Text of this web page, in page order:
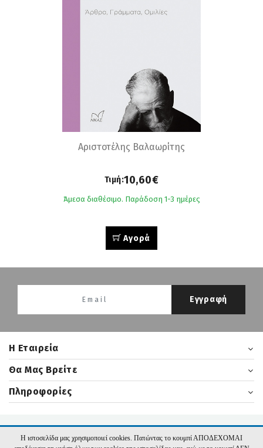
Αριστοτέλης Βαλαωρίτης
Τιμή:10,60€
Άμεσα διαθέσιμο. Παράδοση 1-3 ημέρες
Αγορά
H Εταιρεία
Εγγραφή
Θα Μας Βρείτε
Πληροφορίες
Η ιστοσελίδα μας χρησιμοποιεί cookies. Πατώντας το κουμπί ΑΠΟΔΕΧΟΜΑΙ